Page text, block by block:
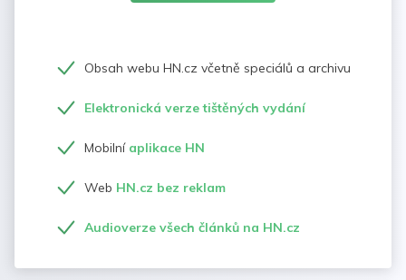
Obsah webu HN.cz včetně speciálů a archivu
Elektronická verze tištěných vydání
Mobilní aplikace HN
Web HN.cz bez reklam
Audioverze všech článků na HN.cz